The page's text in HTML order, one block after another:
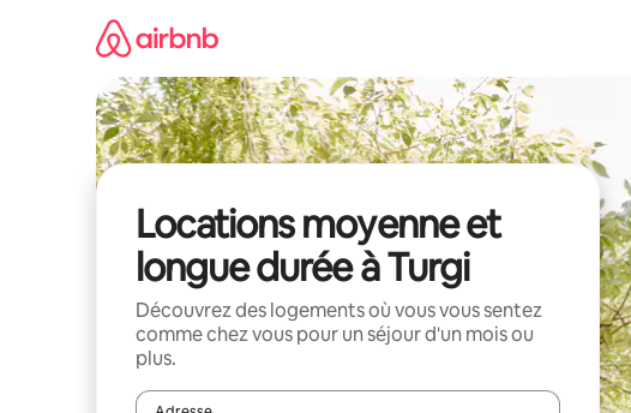
Locations moyenne et
longue durée à Turgi
Découvrez des logements où vous vous sentez
comme chez vous pour un séjour d'un mois ou
plus.